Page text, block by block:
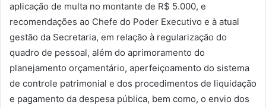
aplicação de multa no montante de R$ 5.000, e
recomendações ao Chefe do Poder Executivo e à atual
gestão da Secretaria, em relação à regularização do
quadro de pessoal, além do aprimoramento do
planejamento orçamentário, aperfeiçoamento do sistema
de controle patrimonial e dos procedimentos de liquidação
e pagamento da despesa pública, bem como, o envio dos